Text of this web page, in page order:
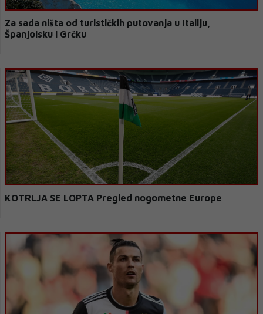
Za sada ništa od turističkih putovanja u Italiju,
Španjolsku i Grčku
KOTRLJA SE LOPTA Pregled nogometne Europe